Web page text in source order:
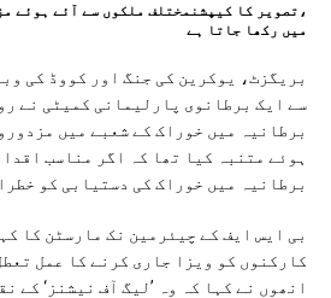
،تصویر کا کیپشنمختلف ملکوں سے آئے ہوئے
میں رکھا جاتا ہے
بریگزٹ، یوکرین کی جنگ اور کووڈ کی
سے ایک برطانوی پارلیمانی کمیٹی نے
برطانیہ میں خوراک کے شعبے میں
ہوئے متنبہ کیا تھا کہ اگر مناسب
برطانیہ میں خوراک کی دستیابی کو
بی ایس ایف کے چیئرمین نک مارسٹن کا
کارکنوں کو ویزا جاری کرنے کا عمل
انھوں نے کہا کہ وہ ’لیگ آف نیشنز‘ کے